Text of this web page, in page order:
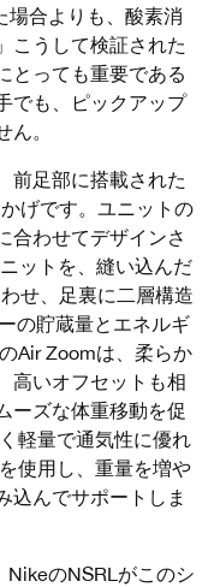
場合よりも、酸素消
こうして検証された
とっても重要である
でも、ピックアップ
。
前足部に搭載された
げです。ユニットの
合わせてデザインさ
ットを、縫い込んだ
せ、足裏に二層構造
の貯蔵量とエネルギ
Air Zoomは、柔らか
高いオフセットも相
ーズな体重移動を促
軽量で通気性に優れ
使用し、重量を増や
込んでサポートしま
NikeのNSRLがこのシ